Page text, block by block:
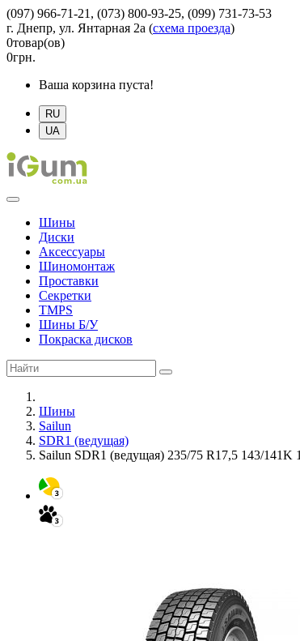
(097) 966-71-21, (073) 800-93-25, (099) 731-73-53
г. Днепр, ул. Янтарная 2а (схема проезда)
0товар(ов)
0грн.
Ваша корзина пуста!
RU
UA
Шины
Диски
Аксессуары
Шиномонтаж
Проставки
Секретки
TMPS
Шины Б/У
Покраска дисков
Шины
Sailun
SDR1 (ведущая)
Sailun SDR1 (ведущая) 235/75 R17,5 143/141K